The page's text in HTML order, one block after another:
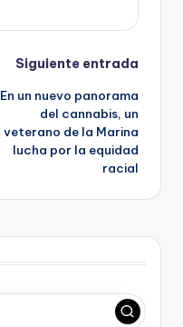
Siguiente entrada
En un nuevo panorama
del cannabis, un
veterano de la Marina
lucha por la equidad
racial